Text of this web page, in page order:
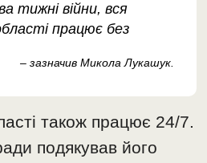
тижні війни, вся
працює без
– зазначив Микола Лукашук.
також працює 24/7.
подякував його